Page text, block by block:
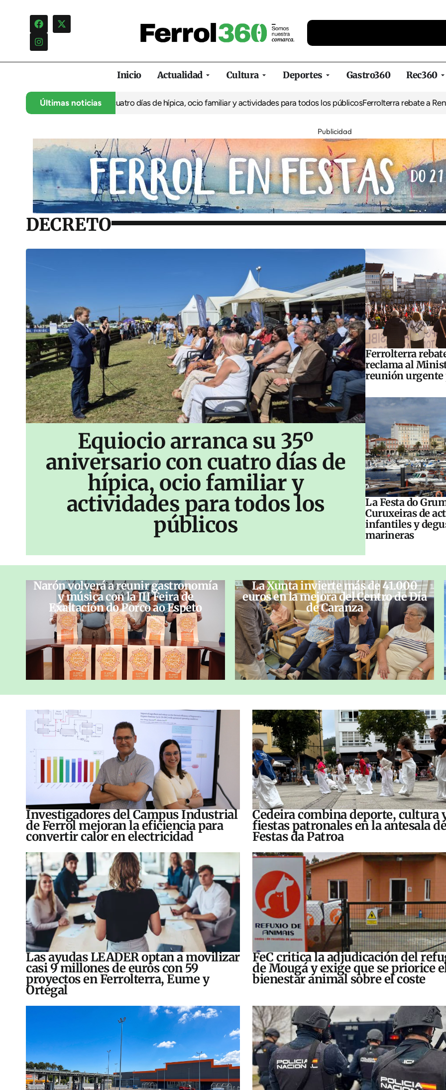
Inicio Actualidad Cultura Deportes Gastro360 Rec360
Últimas noticias
35º aniversario con cuatro días de hípica, ocio familiar y actividades para todos los públicosFerrolterra rebate a Renfe y
Publicidad
DECRETO
Equiocio arranca su 35º
aniversario con cuatro días de
hípica, ocio familiar y
actividades para todos los
públicos
Ferrolterra
reclama al
reunión urgente
La Festa do
Curuxeiras de
infantiles y
marineras
Narón volverá a reunir gastronomía
y música con la III Feira de
Exaltación do Porco ao Espeto
La Xunta invierte más de 41.000
euros en la mejora del Centro de Día
de Caranza
Investigadores del Campus Industrial
de Ferrol mejoran la eficiencia para
convertir calor en electricidad
Cedeira combina deporte, cultura
fiestas patronales en la antesala
Festas da Patroa
Las ayudas LEADER optan a movilizar
casi 9 millones de euros con 59
proyectos en Ferrolterra, Eume y
Ortegal
FeC critica la adjudicación del
de Mougá y exige que se priorice
bienestar animal sobre el coste